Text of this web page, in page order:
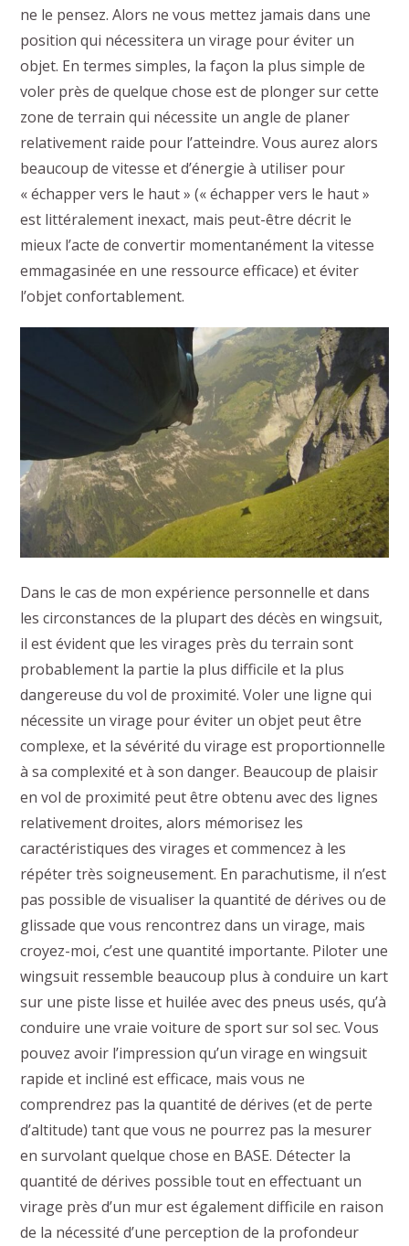
ne le pensez. Alors ne vous mettez jamais dans une
position qui nécessitera un virage pour éviter un
objet. En termes simples, la façon la plus simple de
voler près de quelque chose est de plonger sur cette
zone de terrain qui nécessite un angle de planer
relativement raide pour l’atteindre. Vous aurez alors
beaucoup de vitesse et d’énergie à utiliser pour
« échapper vers le haut » (« échapper vers le haut »
est littéralement inexact, mais peut-être décrit le
mieux l’acte de convertir momentanément la vitesse
emmagasinée en une ressource efficace) et éviter
l’objet confortablement.
Dans le cas de mon expérience personnelle et dans
les circonstances de la plupart des décès en wingsuit,
il est évident que les virages près du terrain sont
probablement la partie la plus difficile et la plus
dangereuse du vol de proximité. Voler une ligne qui
nécessite un virage pour éviter un objet peut être
complexe, et la sévérité du virage est proportionnelle
à sa complexité et à son danger. Beaucoup de plaisir
en vol de proximité peut être obtenu avec des lignes
relativement droites, alors mémorisez les
caractéristiques des virages et commencez à les
répéter très soigneusement. En parachutisme, il n’est
pas possible de visualiser la quantité de dérives ou de
glissade que vous rencontrez dans un virage, mais
croyez-moi, c’est une quantité importante. Piloter une
wingsuit ressemble beaucoup plus à conduire un kart
sur une piste lisse et huilée avec des pneus usés, qu’à
conduire une vraie voiture de sport sur sol sec. Vous
pouvez avoir l’impression qu’un virage en wingsuit
rapide et incliné est efficace, mais vous ne
comprendrez pas la quantité de dérives (et de perte
d’altitude) tant que vous ne pourrez pas la mesurer
en survolant quelque chose en BASE. Détecter la
quantité de dérives possible tout en effectuant un
virage près d’un mur est également difficile en raison
de la nécessité d’une perception de la profondeur